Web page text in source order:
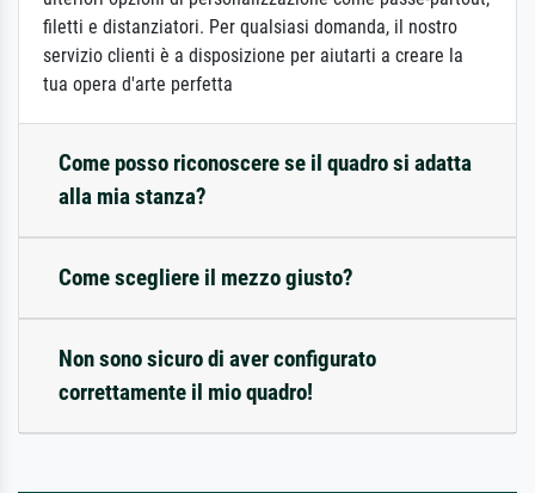
filetti e distanziatori. Per qualsiasi domanda, il nostro
servizio clienti è a disposizione per aiutarti a creare la
tua opera d'arte perfetta
Come posso riconoscere se il quadro si adatta
alla mia stanza?
Come scegliere il mezzo giusto?
Non sono sicuro di aver configurato
correttamente il mio quadro!